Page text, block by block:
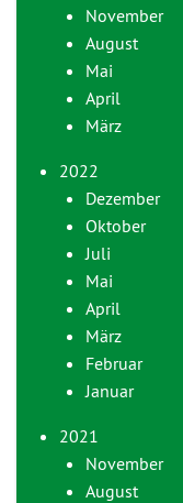
November
August
Mai
April
März
2022
Dezember
Oktober
Juli
Mai
April
März
Februar
Januar
2021
November
August